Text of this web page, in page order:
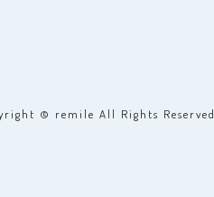
© remile All Rights Reserved.